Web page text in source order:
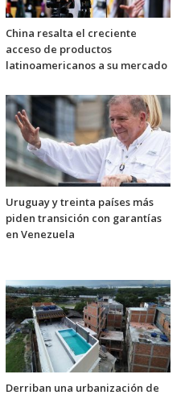
China resalta el creciente
acceso de productos
latinoamericanos a su mercado
Uruguay y treinta países más
piden transición con garantías
en Venezuela
Derriban una urbanización de